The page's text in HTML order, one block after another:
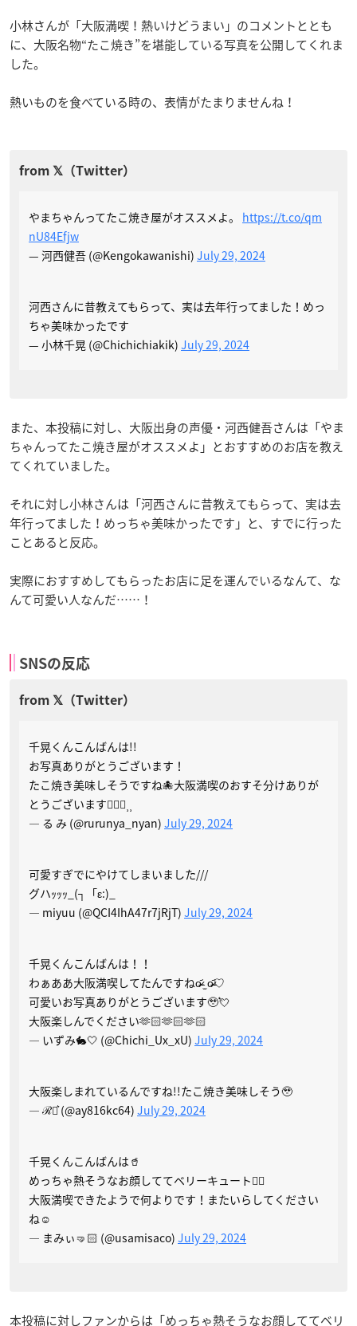
小林さんが「大阪満喫！熱いけどうまい」のコメントととも
に、大阪名物“たこ焼き”を堪能している写真を公開してくれま
した。
熱いものを食べている時の、表情がたまりませんね！
やまちゃんってたこ焼き屋がオススメよ。 https://t.co/qm
nU84Efjw
— 河西健吾 (@Kengokawanishi) July 29, 2024
河西さんに昔教えてもらって、実は去年行ってました！めっ
ちゃ美味かったです
— 小林千晃 (@Chichichiakik) July 29, 2024
また、本投稿に対し、大阪出身の声優・河西健吾さんは「やま
ちゃんってたこ焼き屋がオススメよ」とおすすめのお店を教え
てくれていました。
それに対し小林さんは「河西さんに昔教えてもらって、実は去
年行ってました！めっちゃ美味かったです」と、すでに行った
ことあると反応。
実際におすすめしてもらったお店に足を運んでいるなんて、な
んて可愛い人なんだ……！
SNSの反応
千晃くんこんばんは!!
お写真ありがとうございます！
たこ焼き美味しそうですね🐙大阪満喫のおすそ分けありが
とうございます🙇🏻‍♀️⸒⸒
— る み (@rurunya_nyan) July 29, 2024
可愛すぎでにやけてしまいました///
グハｯｯｯ_(┐「ε:)_
— miyuu (@QCI4IhA47r7jRjT) July 29, 2024
千晃くんこんばんは！！
わぁああ大阪満喫してたんですねo̴̶̷᷄ ̫ o̴̶̷᷄♡
可愛いお写真ありがとうございます🥹💘
大阪楽しんでください🫶🏻🫶🏻🫶🏻
— いずみ🐇🤍 (@Chichi_Ux_xU) July 29, 2024
大阪楽しまれているんですね!!たこ焼き美味しそう🥹
— ℛ⋆͛ (@ay816kc64) July 29, 2024
千晃くんこんばんは🥤
めっちゃ熱そうなお顔しててベリーキュート👌🏻
大阪満喫できたようで何よりです！またいらしてください
ね☺️
— まみぃ🤜🏻 (@usamisaco) July 29, 2024
本投稿に対しファンからは「めっちゃ熱そうなお顔しててベリ